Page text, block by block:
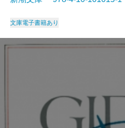
文庫電子書籍あり